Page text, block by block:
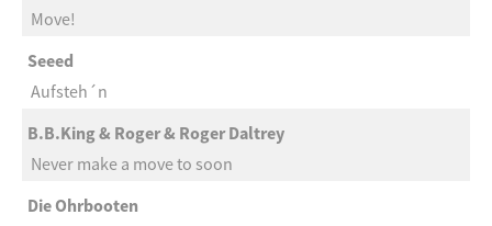
Move!
Seeed
Aufsteh´n
B.B.King & Roger & Roger Daltrey
Never make a move to soon
Die Ohrbooten